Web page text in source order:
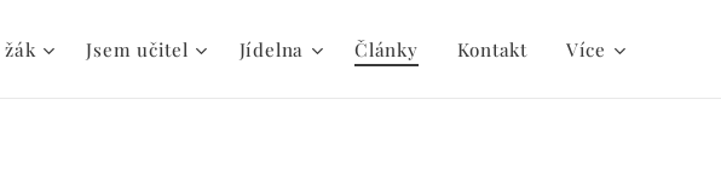
žák Jsem učitel Jídelna Články Kontakt Více